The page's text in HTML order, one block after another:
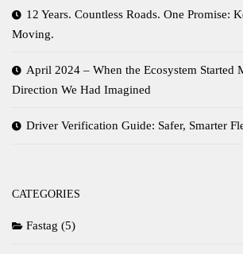
12 Years. Countless Roads. One Promise:
Moving.
April 2024 – When the Ecosystem Started
Direction We Had Imagined
Driver Verification Guide: Safer, Smarter
CATEGORIES
Fastag (5)